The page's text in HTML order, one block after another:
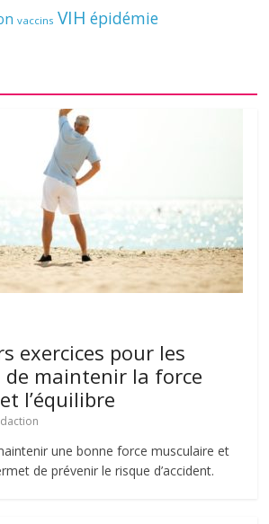
vaccins VIH épidémie
exercices pour les
de maintenir la force
l’équilibre
une bonne force musculaire et
de prévenir le risque d’accident.